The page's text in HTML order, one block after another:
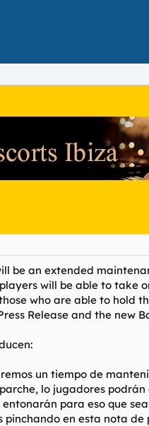
be an extended
will be able to take
who are able to hold
Release and the new
un tiempo de
lo jugadores
para eso que
pinchando en esta nota